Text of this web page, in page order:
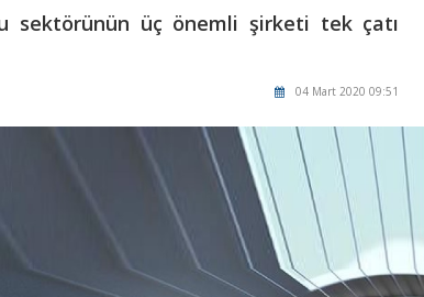
sektörünün üç önemli şirketi tek çatı
04 Mart 2020 09:51